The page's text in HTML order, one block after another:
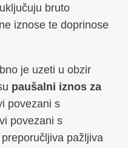
bruto
iznose te doprinose
je uzeti u obzir
paušalni iznos za
povezani s
povezani s
pažljiva